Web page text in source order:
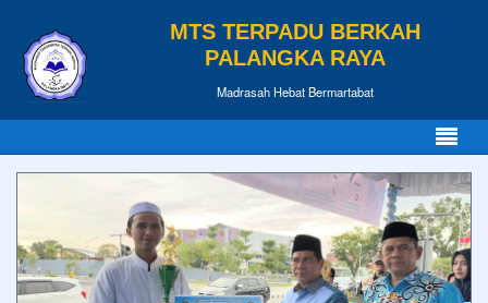
MTS TERPADU BERKAH
PALANGKA RAYA
Madrasah Hebat Bermartabat